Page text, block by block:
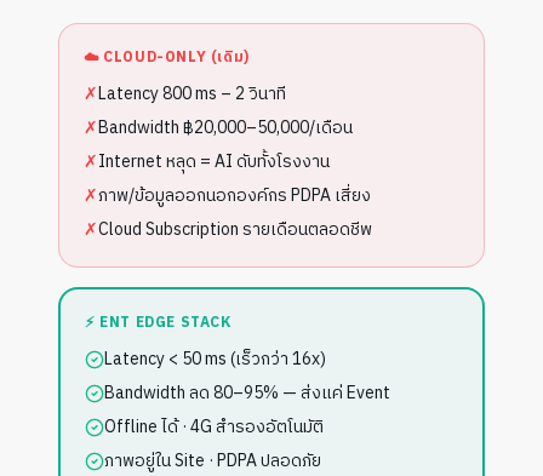
☁️ CLOUD-ONLY (เดิม)
✗Latency 800 ms – 2 วินาที
✗Bandwidth ฿20,000–50,000/เดือน
✗Internet หลุด = AI ดับทั้งโรงงาน
✗ภาพ/ข้อมูลออกนอกองค์กร PDPA เสี่ยง
✗Cloud Subscription รายเดือนตลอดชีพ
⚡ ENT EDGE STACK
Latency < 50 ms (เร็วกว่า 16x)
Bandwidth ลด 80–95% — ส่งแค่ Event
Offline ได้ · 4G สำรองอัตโนมัติ
ภาพอยู่ใน Site · PDPA ปลอดภัย